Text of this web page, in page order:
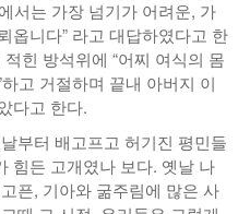
서는 가장 넘기가 어려운, 가
옵니다” 라고 대답하였다고 한
힌 방석위에 “어찌 여식의 몸
고 거절하며 끝내 아버지 이
다고 한다.
부터 배고프고 허기진 평민들
힘든 고개였나 보다. 옛날 나
픈, 기아와 굶주림에 많은 사